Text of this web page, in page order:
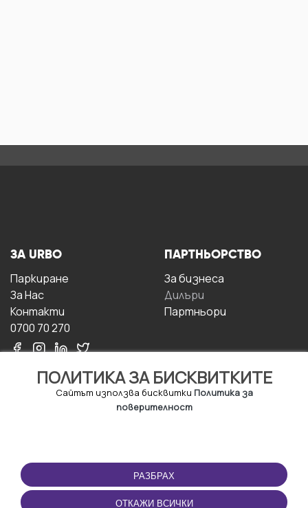
ПОЛИТИКА ЗА БИСКВИТКИТЕ
Сайтът използва бисквитки Политика за
поверителност
РАЗБРАХ
ОТКАЖИ ВСИЧКИ
ЗА URBO
Паркиране
За Hас
Контакти
0700 70 270
ПАРТНЬОРСТВО
За бизнесa
Дилъри
Партньори
ПОЛЗВАНЕ
Правила и условия за
ползване
ПРИЛОЖЕНИЕТО